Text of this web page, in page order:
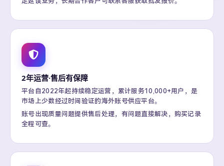
2年运营·售后有保障
平台自2022年起持续稳定运营，累计服务10,000+用户，是
市场上少数经过时间验证的海外账号供应平台。
账号出现质量问题提供售后处理，有问题直接解决，购买记录
全程可查。